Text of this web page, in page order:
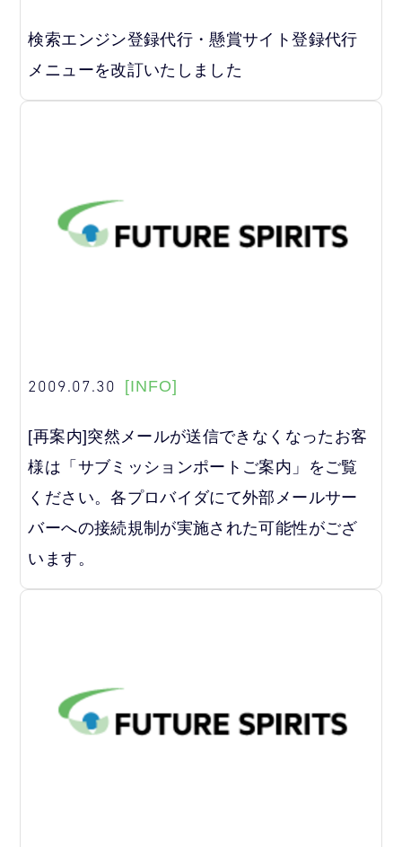
検索エンジン登録代行・懸賞サイト登録代行
メニューを改訂いたしました
2009.07.30 [INFO]
[再案内]突然メールが送信できなくなったお客
様は「サブミッションポートご案内」をご覧
ください。各プロバイダにて外部メールサー
バーへの接続規制が実施された可能性がござ
います。